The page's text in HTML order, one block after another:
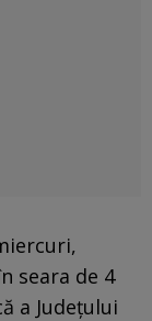
seara de 4
a Judeţului